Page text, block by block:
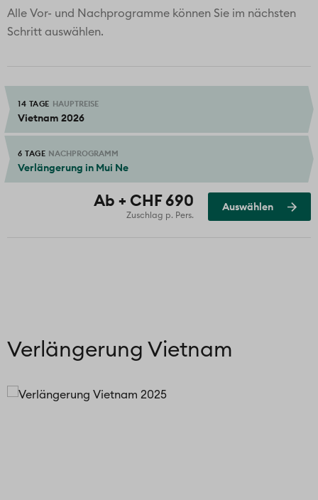
Mekong Delta
optional:Optionaler Ausflug «Dinnerkreuzfahrt
optional:Optionaler Ausflug «Cu Chi Tunnel»
Alle Vor- und Nachprogramme können Sie im nächsten
Schritt auswählen.
14 TAGE HAUPTREISE
Vietnam 2026
6 TAGE NACHPROGRAMM
Verlängerung in Mui Ne
Ab + CHF 690
Zuschlag p. Pers.
Auswählen
Verlängerung Vietnam